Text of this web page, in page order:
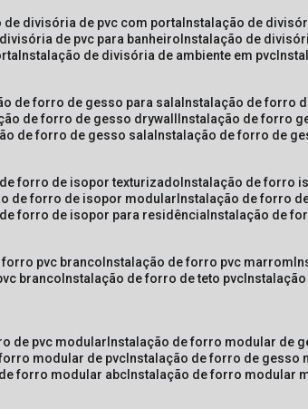
de divisória de pvc com porta instalação de
de pvc para banheiro instalação de
instalação de divisória de ambiente em pvc
de forro de gesso para sala instalação de forro
de forro de gesso drywall instalação de forro
de forro de gesso sala instalação de forro de
forro de isopor texturizado instalação de forro
de forro de isopor modular instalação de forro
forro de isopor para residência instalação de
forro pvc branco instalação de forro pvc marrom
branco instalação de forro de teto pvc
de pvc modular instalação de forro modular de
modular de pvc instalação de forro de gesso
forro modular abc instalação de forro modular